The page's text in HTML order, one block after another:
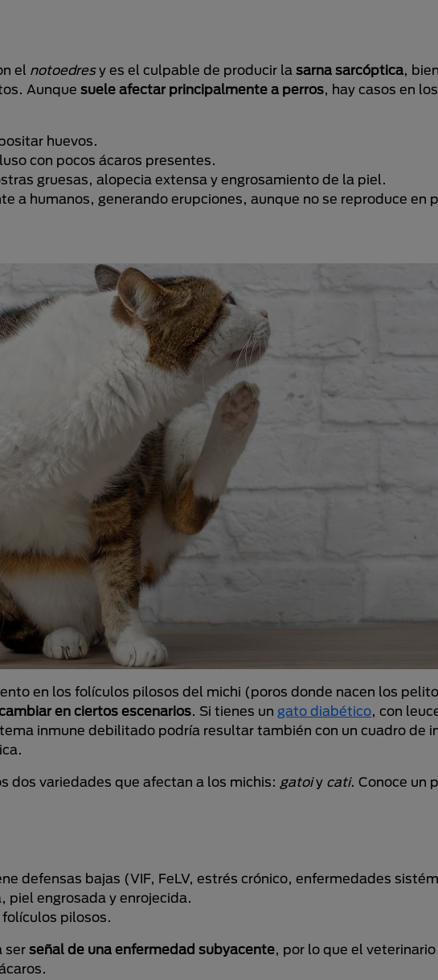
el notoedresy es el culpable de producir la sarna sarcóptica,
Aunque suele afectar principalmente a perros, hay casos en
huevos.
con pocos ácaros presentes.
gruesas, alopecia extensa y engrosamiento de la piel.
a humanos, generando erupciones, aunque no se reproduce en
en los folículos pilosos del michi (poros donde nacen los
en ciertos escenarios. Si tienes un gato diabético, con
inmune debilitado podría resultar también con un cuadro de
dos variedades que afectan a los michis: gatoiy cati. Conoce un
defensas bajas (VIF, FeLV, estrés crónico, enfermedades
piel engrosada y enrojecida.
pilosos.
ser señal de una enfermedad subyacente, por lo que el